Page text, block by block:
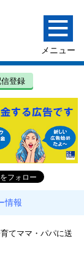
登録
情報
てママ・パパに送